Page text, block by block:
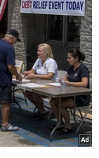
Haneda
một tuần, và
4